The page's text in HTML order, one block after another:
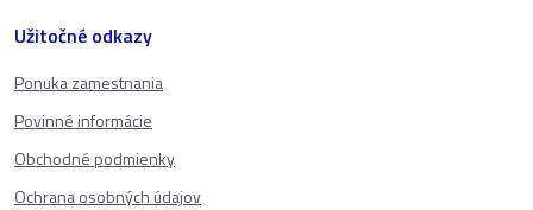
Užitočné odkazy
Ponuka zamestnania
Povinné informácie
Obchodné podmienky
Ochrana osobných údajov